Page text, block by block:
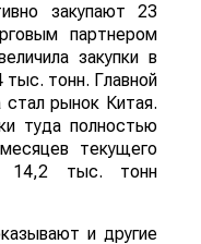
закупают 23
партнером
закупки в
тыс. тонн. Главной
стал рынок Китая.
туда полностью
текущего
14,2 тыс. тонн
и другие